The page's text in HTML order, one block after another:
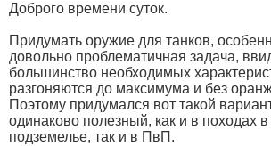
Доброго времени суток.
Придумать оружие для танков,
довольно проблематичная задача,
большинство необходимых
разгоняются до максимума и без
Поэтому придумался вот такой
одинаково полезный, как и в походах
подземелье, так и в ПвП.